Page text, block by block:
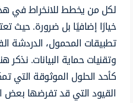
لكل من يخطط للانخراط في
خيارًا إضافيًا بل ضرورة. حيث
تطبيقات المحمول، الدردشة
وتقنيات حماية البيانات. نذكر
كأحد الحلول الموثوقة التي
القيود التي قد تفرضها بعض